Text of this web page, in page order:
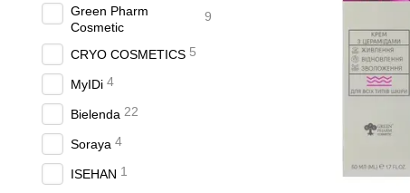
Green Pharm
Cosmetic
9
CRYO COSMETICS 5
MyIDi 4
Bielenda 22
Soraya 4
ISEHAN 1